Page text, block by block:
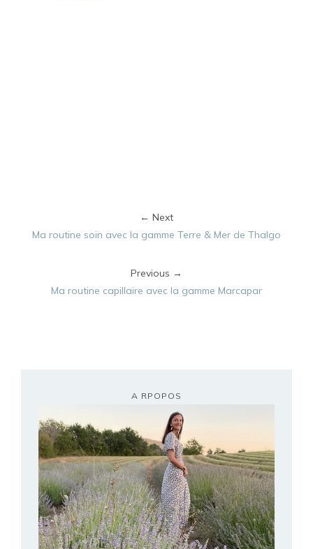
← Next
Ma routine soin avec la gamme Terre & Mer de Thalgo
Previous →
Ma routine capillaire avec la gamme Marcapar
A RPOPOS